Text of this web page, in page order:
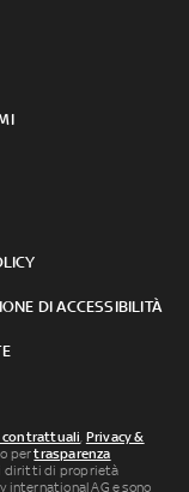
DI ACCESSIBILITÀ
contrattuali Privacy &
o pertrasparenza
i diritti di proprietà
international AG e sono